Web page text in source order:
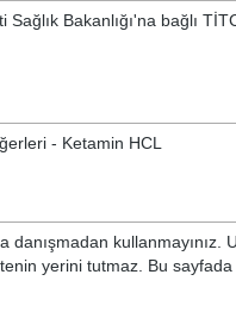
Bakanlığı'na bağlı
- Ketamin HCL
danışmadan
yerini tutmaz. Bu